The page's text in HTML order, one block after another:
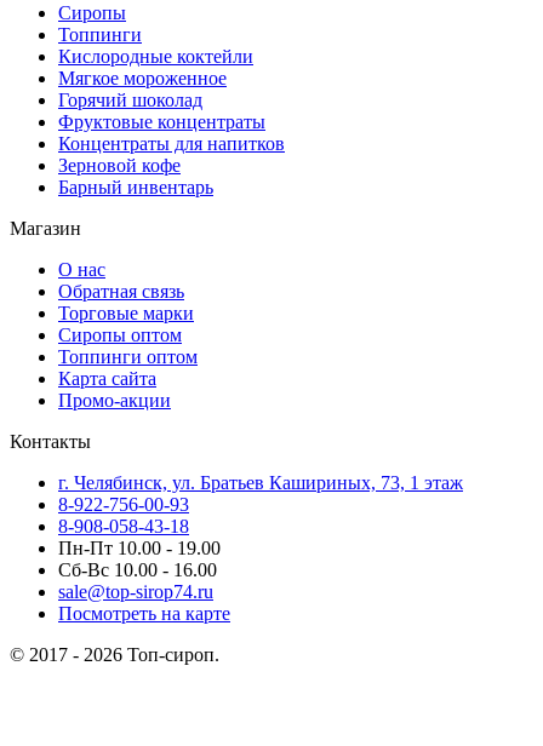
Сиропы
Топпинги
Кислородные коктейли
Мягкое мороженное
Горячий шоколад
Фруктовые концентраты
Концентраты для напитков
Зерновой кофе
Барный инвентарь
Магазин
О нас
Обратная связь
Торговые марки
Сиропы оптом
Топпинги оптом
Карта сайта
Промо-акции
Контакты
г. Челябинск, ул. Братьев Кашириных, 73, 1 этаж
8-922-756-00-93
8-908-058-43-18
Пн-Пт 10.00 - 19.00
Сб-Вс 10.00 - 16.00
sale@top-sirop74.ru
Посмотреть на карте
© 2017 - 2026 Топ-сироп.